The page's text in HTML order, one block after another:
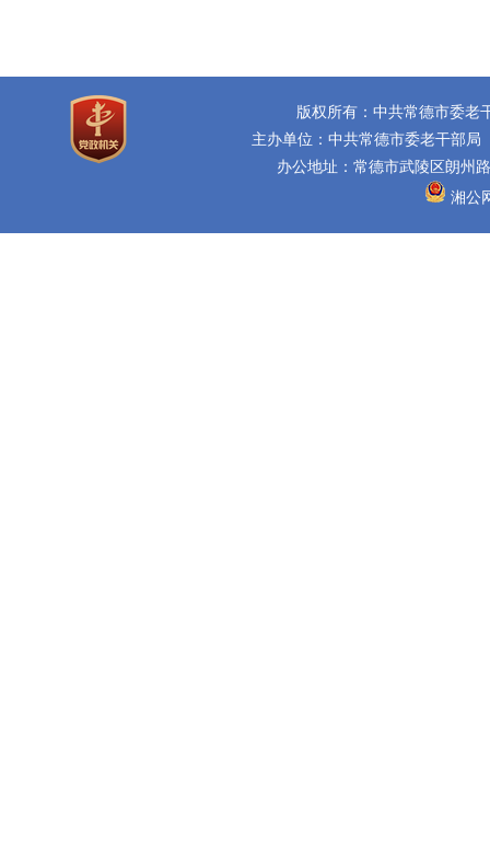
版权所有：中共常德市委老
主办单位：中共常德市委老干部
办公地址：常德市武陵区朗
湘公